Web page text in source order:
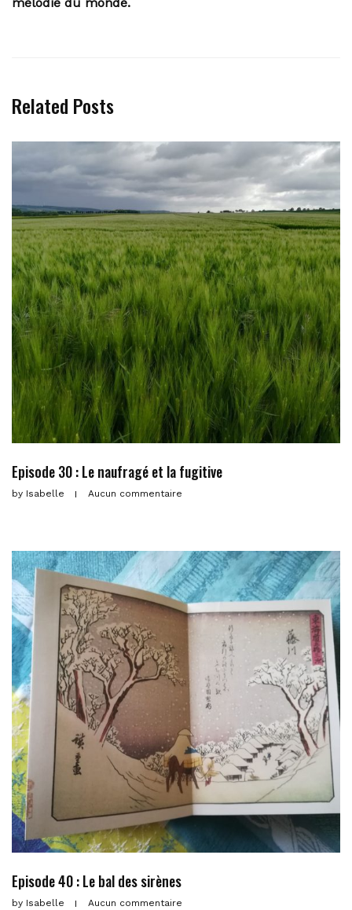
Related Posts
Episode 30 : Le naufragé et la fugitive
by Isabelle Aucun commentaire
Episode 40 : Le bal des sirènes
by Isabelle Aucun commentaire